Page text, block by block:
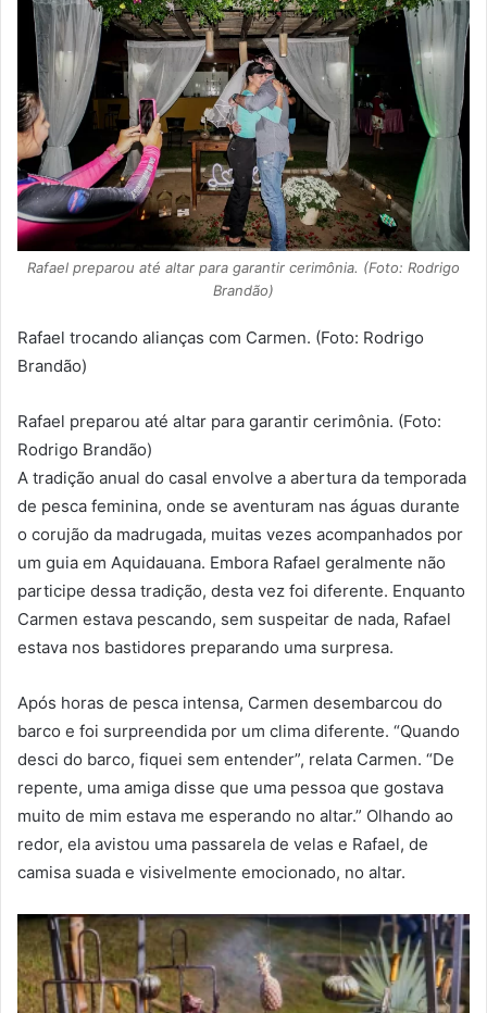
Rafael preparou até altar para garantir cerimônia. (Foto: Rodrigo
Brandão)
Rafael trocando alianças com Carmen. (Foto: Rodrigo
Brandão)
Rafael preparou até altar para garantir cerimônia. (Foto:
Rodrigo Brandão)
A tradição anual do casal envolve a abertura da temporada
de pesca feminina, onde se aventuram nas águas durante
o corujão da madrugada, muitas vezes acompanhados por
um guia em Aquidauana. Embora Rafael geralmente não
participe dessa tradição, desta vez foi diferente. Enquanto
Carmen estava pescando, sem suspeitar de nada, Rafael
estava nos bastidores preparando uma surpresa.
Após horas de pesca intensa, Carmen desembarcou do
barco e foi surpreendida por um clima diferente. “Quando
desci do barco, fiquei sem entender”, relata Carmen. “De
repente, uma amiga disse que uma pessoa que gostava
muito de mim estava me esperando no altar.” Olhando ao
redor, ela avistou uma passarela de velas e Rafael, de
camisa suada e visivelmente emocionado, no altar.